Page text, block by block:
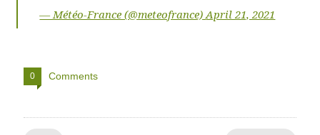
— Météo-France (@meteofrance)April 21, 2021
0 Comments